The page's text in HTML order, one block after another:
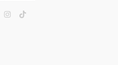
TikTok